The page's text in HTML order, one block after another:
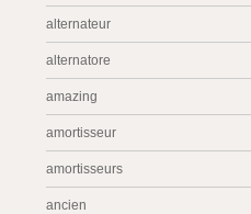
alternateur
alternatore
amazing
amortisseur
amortisseurs
ancien